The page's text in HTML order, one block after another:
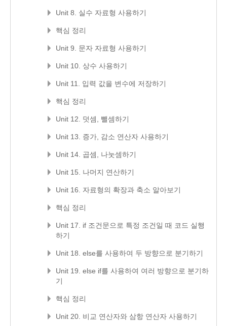
Unit 8. 실수 자료형 사용하기
핵심 정리
Unit 9. 문자 자료형 사용하기
Unit 10. 상수 사용하기
Unit 11. 입력 값을 변수에 저장하기
핵심 정리
Unit 12. 덧셈, 뺄셈하기
Unit 13. 증가, 감소 연산자 사용하기
Unit 14. 곱셈, 나눗셈하기
Unit 15. 나머지 연산하기
Unit 16. 자료형의 확장과 축소 알아보기
핵심 정리
Unit 17. if 조건문으로 특정 조건일 때 코드 실행
하기
Unit 18. else를 사용하여 두 방향으로 분기하기
Unit 19. else if를 사용하여 여러 방향으로 분기하
기
핵심 정리
Unit 20. 비교 연산자와 삼항 연산자 사용하기